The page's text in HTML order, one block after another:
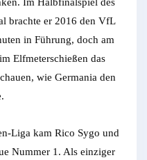
brachte er 2016 den VfL
in Führung, doch am
Elfmeterschießen das
wie Germania den
Liga kam Rico Sygo und
Nummer 1. Als einziger